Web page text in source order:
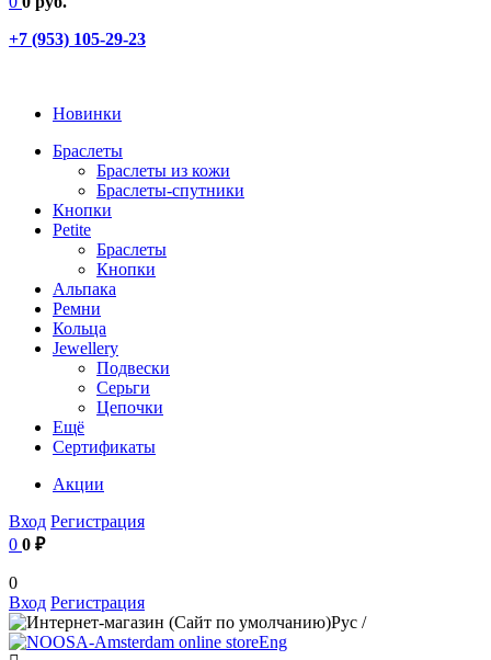
+7 (953) 105-29-23
Новинки
Браслеты
Браслеты из кожи
Браслеты-спутники
Кнопки
Petite
Браслеты
Кнопки
Альпака
Ремни
Кольца
Jewellery
Подвески
Серьги
Цепочки
Ещё
Сертификаты
Акции
Вход Регистрация
0 0 ₽
0
Вход Регистрация
Рус /
Eng